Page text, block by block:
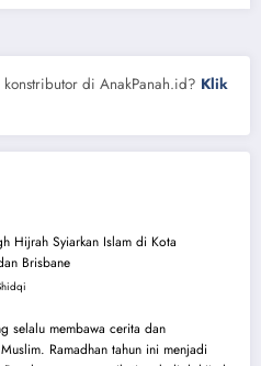
di AnakPanah.id? Klik
Hijrah Syiarkan Islam di Kota
Brisbane
selalu membawa cerita dan
Ramadhan tahun ini menjadi